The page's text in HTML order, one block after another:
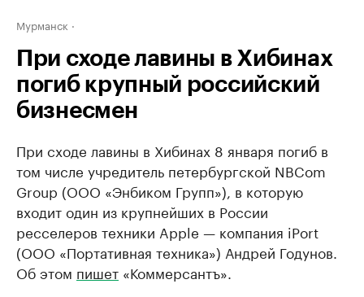
Мурманск
При сходе лавины в Хибинах
погиб крупный российский
бизнесмен
При сходе лавины в Хибинах 8 января погиб в
том числе учредитель петербургской NBCom
Group (ООО «Энбиком Групп»), в которую
входит один из крупнейших в России
ресселеров техники Apple — компания iPort
(ООО «Портативная техника») Андрей Годунов.
Об этом пишет «Коммерсантъ».